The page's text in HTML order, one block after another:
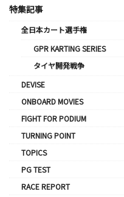
特集記事
全日本カート選手権
GPR KARTING SERIES
タイヤ開発戦争
DEVISE
ONBOARD MOVIES
FIGHT FOR PODIUM
TURNING POINT
TOPICS
PG TEST
RACE REPORT